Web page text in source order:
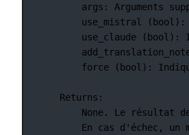
args: Arguments
use_mistral
use_claude
force (bool):
Returns:
None. Le résultat
En cas d'échec, un